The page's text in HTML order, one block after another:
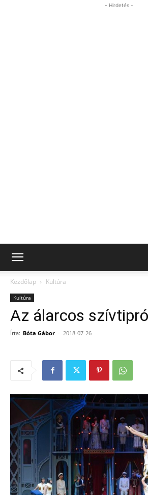
- Hirdetés -
Kezdőlap Kultúra
Kultúra
Az álarcos szívtipró
Írta: Bóta Gábor - 2018-07-26